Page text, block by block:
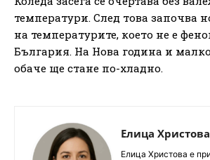
температури. След това започва
на температурите, което не е
България. На Нова година и
обаче ще стане по-хладно.
Елица Христова
Елица Христова е